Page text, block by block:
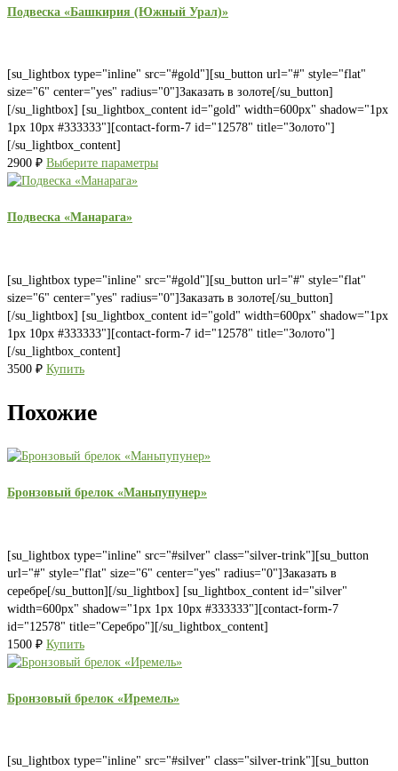
Подвеска «Башкирия (Южный Урал)»
[su_lightbox type="inline" src="#gold"][su_button url="#" style="flat"
size="6" center="yes" radius="0"]Заказать в золоте[/su_button]
[/su_lightbox] [su_lightbox_content id="gold" width=600px" shadow="1px
1px 10px #333333"][contact-form-7 id="12578" title="Золото"]
[/su_lightbox_content]
2900 ₽ Выберите параметры
Подвеска «Манарага»
[su_lightbox type="inline" src="#gold"][su_button url="#" style="flat"
size="6" center="yes" radius="0"]Заказать в золоте[/su_button]
[/su_lightbox] [su_lightbox_content id="gold" width=600px" shadow="1px
1px 10px #333333"][contact-form-7 id="12578" title="Золото"]
[/su_lightbox_content]
3500 ₽ Купить
Похожие
Бронзовый брелок «Маньпупунер»
[su_lightbox type="inline" src="#silver" class="silver-trink"][su_button
url="#" style="flat" size="6" center="yes" radius="0"]Заказать в
серебре[/su_button][/su_lightbox] [su_lightbox_content id="silver"
width=600px" shadow="1px 1px 10px #333333"][contact-form-7
id="12578" title="Серебро"][/su_lightbox_content]
1500 ₽ Купить
Бронзовый брелок «Иремель»
[su_lightbox type="inline" src="#silver" class="silver-trink"][su_button